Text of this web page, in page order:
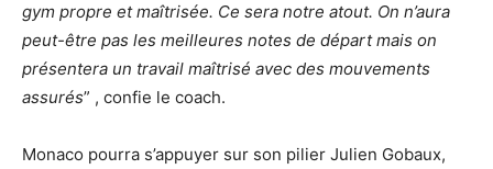
gym propre et maîtrisée. Ce sera notre atout. On n’aura
peut-être pas les meilleures notes de départ mais on
présentera un travail maîtrisé avec des mouvements
assurés” , confie le coach.
Monaco pourra s’appuyer sur son pilier Julien Gobaux,